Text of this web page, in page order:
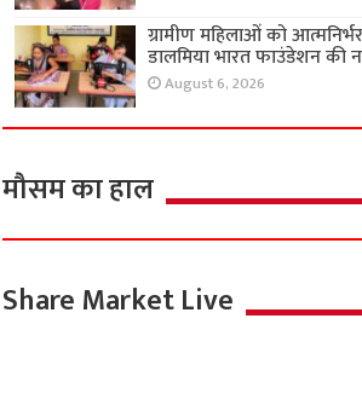
ग्रामीण महिलाओं को
डालमिया भारत फाउंडेशन की
August 6, 2026
मौसम का हाल
Share Market Live